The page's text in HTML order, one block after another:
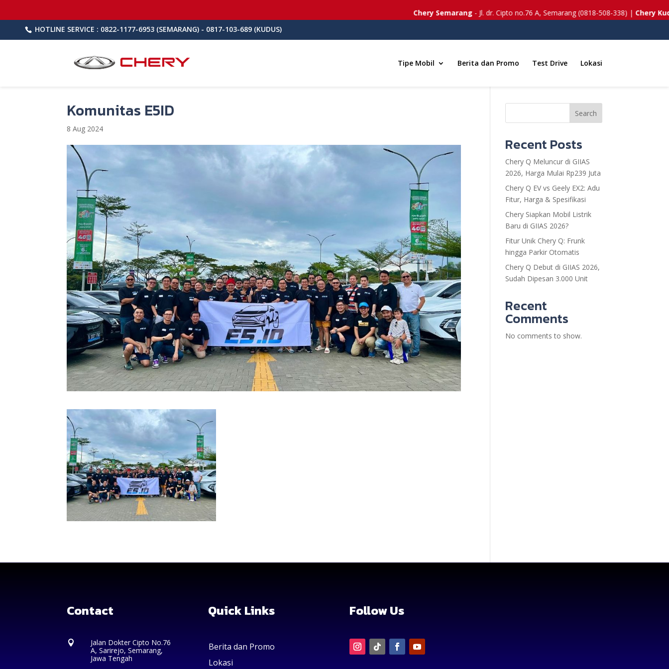
HOTLINE SERVICE : 0822-1177-6953 (SEMARANG) - 0817-103-689 (KUDUS)
Tipe Mobil Berita dan Promo Test Drive Lokasi
Komunitas E5ID
8 Aug 2024
Chery Semarang- Jl. dr. Cipto no.76 A, Semarang (0818-508-338) |Chery Kudus-
Search
Recent Posts
Chery Q Meluncur di GIIAS
2026, Harga Mulai Rp239 Juta
Chery Q EV vs Geely EX2: Adu
Fitur, Harga & Spesifikasi
Chery Siapkan Mobil Listrik
Baru di GIIAS 2026?
Fitur Unik Chery Q: Frunk
hingga Parkir Otomatis
Chery Q Debut di GIIAS 2026,
Sudah Dipesan 3.000 Unit
Recent
Comments
No comments to show.
Contact

Jalan Dokter Cipto No.76
A, Sarirejo, Semarang,
Jawa Tengah
Quick Links
Berita dan Promo
Lokasi
Follow Us